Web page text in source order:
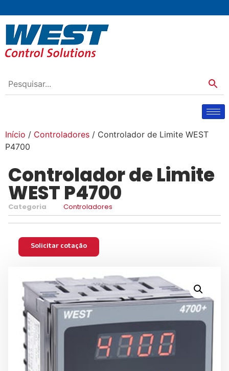
Início / Controladores / Controlador de Limite WEST
P4700
Controlador de Limite
WEST P4700
Categoria Controladores
Solicitar cotação